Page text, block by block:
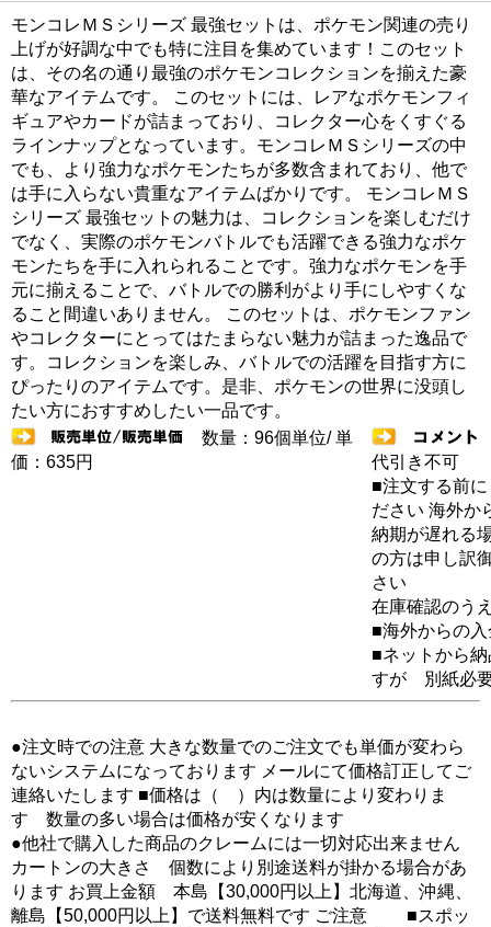
モンコレＭＳシリーズ 最強セットは、ポケモン関連の売り
上げが好調な中でも特に注目を集めています！このセット
は、その名の通り最強のポケモンコレクションを揃えた豪
華なアイテムです。 このセットには、レアなポケモンフィ
ギュアやカードが詰まっており、コレクター心をくすぐる
ラインナップとなっています。モンコレＭＳシリーズの中
でも、より強力なポケモンたちが多数含まれており、他で
は手に入らない貴重なアイテムばかりです。 モンコレＭＳ
シリーズ 最強セットの魅力は、コレクションを楽しむだけ
でなく、実際のポケモンバトルでも活躍できる強力なポケ
モンたちを手に入れられることです。強力なポケモンを手
元に揃えることで、バトルでの勝利がより手にしやすくな
ること間違いありません。 このセットは、ポケモンファン
やコレクターにとってはたまらない魅力が詰まった逸品で
す。コレクションを楽しみ、バトルでの活躍を目指す方に
ぴったりのアイテムです。是非、ポケモンの世界に没頭し
たい方におすすめしたい一品です。
数量：96個単位/ 単
価：635円
代引き不可
■注文する前
ださい 海外か
納期が遅れる
の方は申し訳
さい
在庫確認のう
■海外からの
■ネットから
すが 別紙必
●注文時での注意 大きな数量でのご注文でも単価が変わら
ないシステムになっております メールにて価格訂正してご
連絡いたします ■価格は（ ）内は数量により変わりま
す 数量の多い場合は価格が安くなります
●他社で購入した商品のクレームには一切対応出来ません
カートンの大きさ 個数により別途送料が掛かる場合があ
ります お買上金額 本島【30,000円以上】北海道、沖縄、
離島【50,000円以上】で送料無料です ご注意 ■スポッ